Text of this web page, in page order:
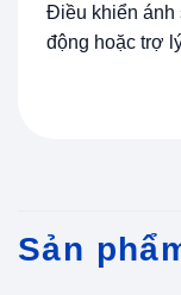
Điều khiển ánh
động hoặc trợ
Sản